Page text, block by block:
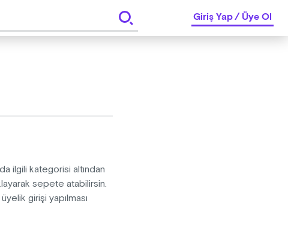
Giriş Yap/Üye Ol
ilgili kategorisi altından
sepete atabilirsin.
girişi yapılması